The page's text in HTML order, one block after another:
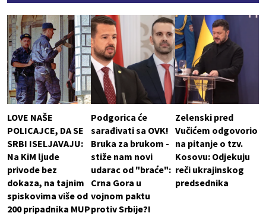
LOVE NAŠE
POLICAJCE, DA SE
SRBI ISELJAVAJU:
Na KiM ljude
privode bez
dokaza, na tajnim
spiskovima više od
200 pripadnika MUP
Podgorica će
sarađivati sa OVK!
Bruka za brukom -
stiže nam novi
udarac od "braće":
Crna Gora u
vojnom paktu
protiv Srbije?!
Zelenski pred
Vučićem odgovorio
na pitanje o tzv.
Kosovu: Odjekuju
reči ukrajinskog
predsednika